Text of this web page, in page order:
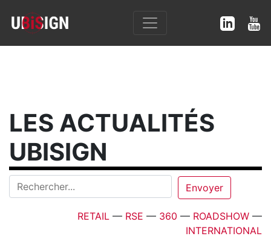
LES ACTUALITÉS
UBISIGN
RETAIL — RSE — 360 — ROADSHOW —
INTERNATIONAL